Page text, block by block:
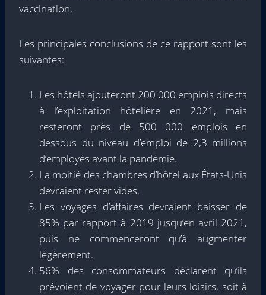
vaccination.
Les principales conclusions de ce rapport sont les
suivantes:
Les hôtels ajouteront 200 000 emplois directs
à l’exploitation hôtelière en 2021, mais
resteront près de 500 000 emplois en
dessous du niveau d’emploi de 2,3 millions
d’employés avant la pandémie.
La moitié des chambres d’hôtel aux États-Unis
devraient rester vides.
Les voyages d’affaires devraient baisser de
85% par rapport à 2019 jusqu’en avril 2021,
puis ne commenceront qu’à augmenter
légèrement.
56% des consommateurs déclarent qu’ils
prévoient de voyager pour leurs loisirs, soit à